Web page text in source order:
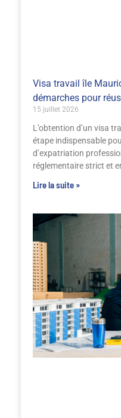
Visa travail île
démarches pour
15 juillet 2026
L’obtention d’un visa
étape indispensable
d’expatriation
réglementaire strict et
Lire la suite »